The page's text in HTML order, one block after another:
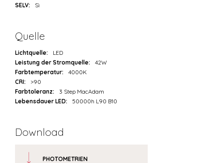
SELV:
Sì
Quelle
Lichtquelle:
LED
Leistung der Stromquelle:
42W
Farbtemperatur:
4000K
CRI:
>90
Farbtoleranz:
3 Step MacAdam
Lebensdauer LED:
50000h L90 B10
Download
PHOTOMETRIEN